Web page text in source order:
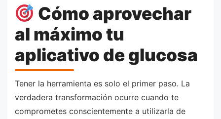
Cómo aprovechar
al máximo tu
aplicativo de glucosa
Tener la herramienta es solo el primer paso. La
verdadera transformación ocurre cuando te
comprometes conscientemente a utilizarla de